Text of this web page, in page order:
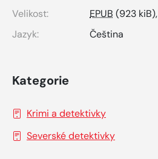
Velikost:
EPUB (923 kiB),
Jazyk:
Čeština
Kategorie
Krimi a detektivky
Severské detektivky